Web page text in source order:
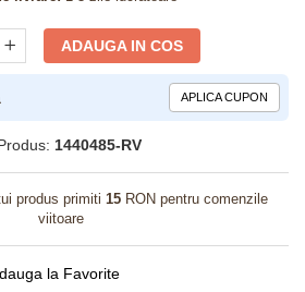
ADAUGA IN COS
APLICA CUPON
1440485-RV
produs primiti 15RON pentru comenzile
viitoare
la Favorite